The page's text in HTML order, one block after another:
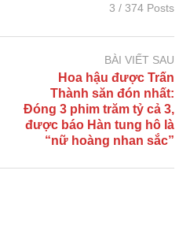
3 / 374 Posts
BÀI VIẾT SAU
Hoa hậu được Trấn
Thành săn đón nhất:
Đóng 3 phim trăm tỷ cả 3,
được báo Hàn tung hô là
“nữ hoàng nhan sắc”